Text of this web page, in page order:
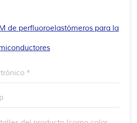
de perfluoroelastómeros para la